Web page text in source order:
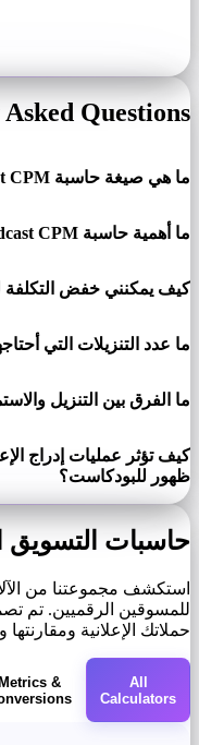
Questions
ما هي صيغة حاسبة Podcast CPM؟
ما أهمية حاسبة Podcast CPM للتسويق الرقمي؟
كيف يمكنني خفض التكلفة
ما عدد التنزيلات التي
ما الفرق بين التنزيل
كيف تؤثر عمليات إدراج
ظهور للبودكاست؟
حاسبات التسويق
استكشف مجموعتنا من
للمسوقين الرقميين. تم
حملاتك الإعلانية ومقارنتها
All
Calculators
&